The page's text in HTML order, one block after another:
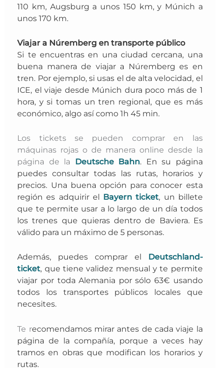
110 km, Augsburg a unos 150 km, y Múnich a
unos 170 km.
Viajar a Núremberg en transporte público
Si te encuentras en una ciudad cercana, una
buena manera de viajar a Núremberg es en
tren. Por ejemplo,si usas el de alta velocidad, el
ICE, el viaje desde Múnich dura poco más de 1
hora, y si tomas un tren regional, que es más
económico, algo así como 1h 45 min.
Los tickets se pueden comprar en las
máquinas rojas o de manera online desde la
página de la Deutsche Bahn. En su página
puedes consultar todas las rutas, horarios y
precios. Una buena opción para conocer esta
región es adquirir el Bayern ticket, un billete
que te permite usar a lo largo de un día todos
los trenes que quieras dentro de Baviera. Es
válido para un máximo de 5 personas.
Además, puedes comprar el Deutschland-
ticket, que tiene validez mensual y te permite
viajar por toda Alemania por sólo 63€ usando
todos los transportes públicos locales que
necesites.
Te recomendamos mirar antes de cada viaje la
página de la compañía, porque a veces hay
tramos en obras que modifican los horarios y
rutas.